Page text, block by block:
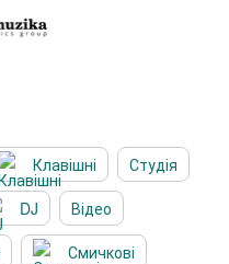
Клавішні
Студія
DJ
Відео
Смичкові